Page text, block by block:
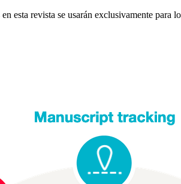
esta revista se usarán exclusivamente para